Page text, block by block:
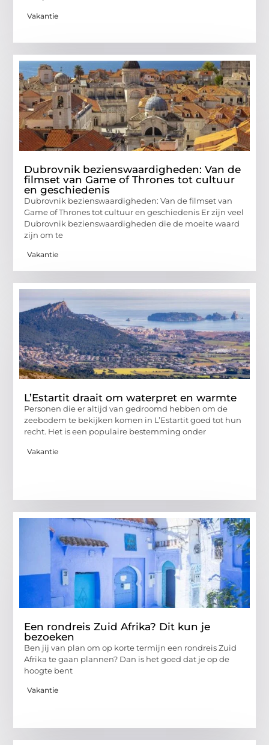
Vakantie
Dubrovnik bezienswaardigheden: Van de
filmset van Game of Thrones tot cultuur
en geschiedenis
Dubrovnik bezienswaardigheden: Van de filmset van
Game of Thrones tot cultuur en geschiedenis Er zijn veel
Dubrovnik bezienswaardigheden die de moeite waard
zijn om te
Vakantie
L’Estartit draait om waterpret en warmte
Personen die er altijd van gedroomd hebben om de
zeebodem te bekijken komen in L’Estartit goed tot hun
recht. Het is een populaire bestemming onder
Vakantie
Een rondreis Zuid Afrika? Dit kun je
bezoeken
Ben jij van plan om op korte termijn een rondreis Zuid
Afrika te gaan plannen? Dan is het goed dat je op de
hoogte bent
Vakantie